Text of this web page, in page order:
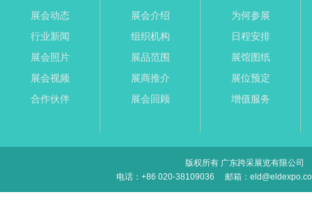
展会动态
行业新闻
展会照片
展会视频
合作伙伴
展会介绍
组织机构
展品范围
展商推介
展会回顾
为何参展
日程安排
展馆图纸
展位预定
增值服务
版权所有 广东跨采展览有限公司
电话：+86 020-38109036
邮箱：